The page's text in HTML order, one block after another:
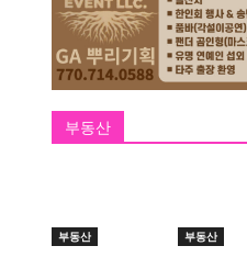
부동산
부동산 부동산